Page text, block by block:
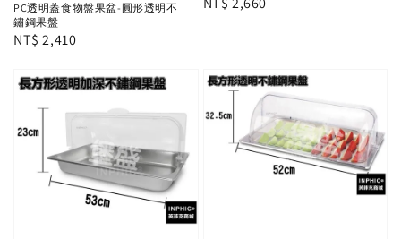
PC透明蓋食物盤果盆-圓形透明不
鏽鋼果盤
Regular
NT$ 2,410